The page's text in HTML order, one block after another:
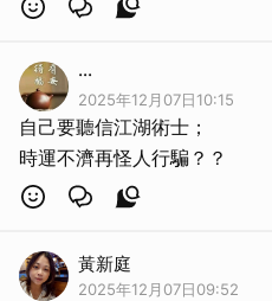
···
2025年12月07日10:15
自己要聽信江湖術士；
時運不濟再怪人行騙？？
黃新庭
2025年12月07日09:52